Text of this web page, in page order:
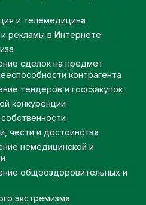
и телемедицина
рекламы в Интернете
сделок на предмет
контрагента
тендеров и госсзакупок
конкуренции
чести и достоинства
немедицинской и
общеоздоровительных и
экстремизма